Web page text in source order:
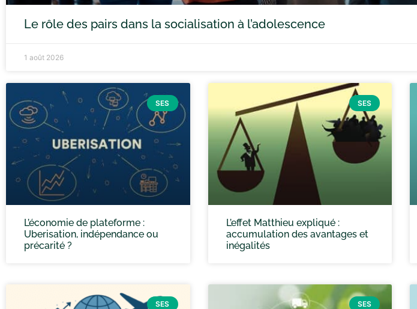
Le rôle des pairs dans la socialisation à l’adolescence
1 août 2026
SES
L’économie de plateforme :
Uberisation, indépendance ou
précarité ?
SES
L’effet Matthieu expliqué :
accumulation des avantages et
inégalités
SES SES